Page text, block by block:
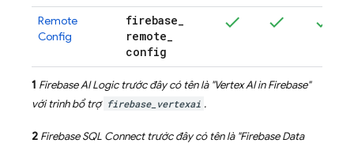
Remote
Config
firebase_
remote_
config
1 Firebase AI Logictrước đây có tên là "Vertex AI in Firebase"
với trình bổ trợ firebase_vertexai .
2 Firebase SQL Connecttrước đây có tên là "Firebase Data